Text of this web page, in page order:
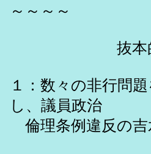
～～～～
抜本的改
１：数々の非行問
し、議員政治
倫理条例違反の吉